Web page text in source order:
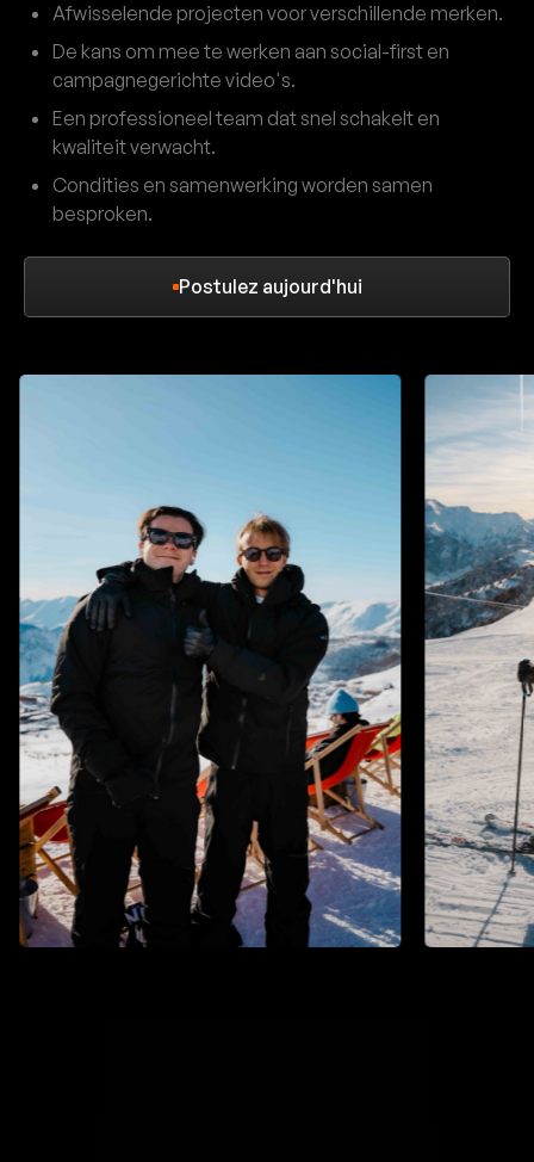
Afwisselende projecten voor verschillende merken.
De kans om mee te werken aan social-first en
campagnegerichte video's.
Een professioneel team dat snel schakelt en
kwaliteit verwacht.
Condities en samenwerking worden samen
besproken.
Postulez aujourd'hui